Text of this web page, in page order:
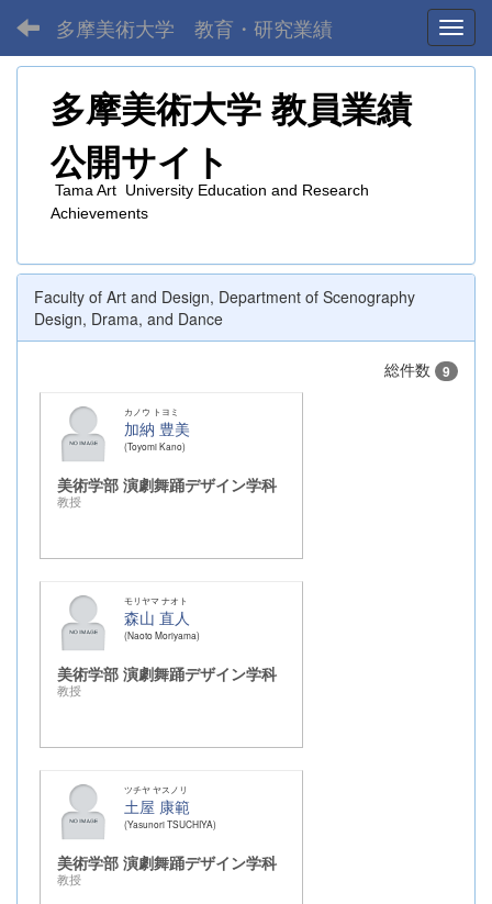
多摩美術大学 教育・研究業績
多摩美術大学 教員業績
公開サイト
Tama Art University Education and Research
Achievements
Faculty of Art and Design, Department of Scenography
Design, Drama, and Dance
総件数 9
カノウ トヨミ
加納 豊美
Toyomi Kano
美術学部 演劇舞踊デザイン学科
教授
モリヤマ ナオト
森山 直人
Naoto Moriyama
美術学部 演劇舞踊デザイン学科
教授
ツチヤ ヤスノリ
土屋 康範
Yasunori TSUCHIYA
美術学部 演劇舞踊デザイン学科
教授